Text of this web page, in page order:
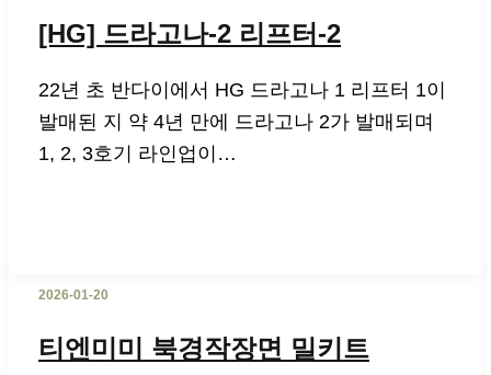
[HG] 드라고나-2 리프터-2
22년 초 반다이에서 HG 드라고나 1 리프터 1이
발매된 지 약 4년 만에 드라고나 2가 발매되며
1, 2, 3호기 라인업이…
2026-01-20
티엔미미 북경작장면 밀키트